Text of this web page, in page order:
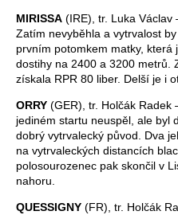
MIRISSA (IRE), tr. Luka Václav
Zatím nevyběhla a vytrvalost
prvním potomkem matky, která
dostihy na 2400 a 3200 metrů.
získala RPR 80 liber. Delší je i
ORRY (GER), tr. Holčák Radek
jediném startu neuspěl, ale byl
dobrý vytrvalecký původ. Dva
na vytrvaleckých distancích
polosourozenec pak skončil v
nahoru.
QUESSIGNY (FR), tr. Holčák